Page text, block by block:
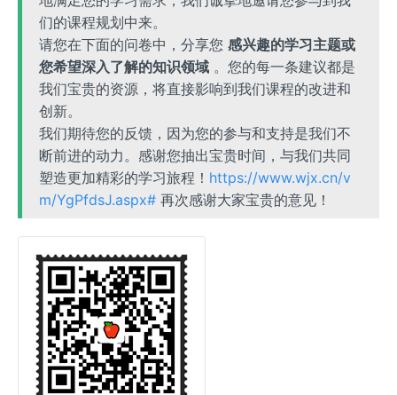
们的课程规划中来。
请您在下面的问卷中，分享您感兴趣的学习主题或
您希望深入了解的知识领域 。您的每一条建议都是
我们宝贵的资源，将直接影响到我们课程的改进和
创新。
我们期待您的反馈，因为您的参与和支持是我们不
断前进的动力。感谢您抽出宝贵时间，与我们共同
塑造更加精彩的学习旅程！ https://www.wjx.cn/v
m/YgPfdsJ.aspx# 再次感谢大家宝贵的意见！